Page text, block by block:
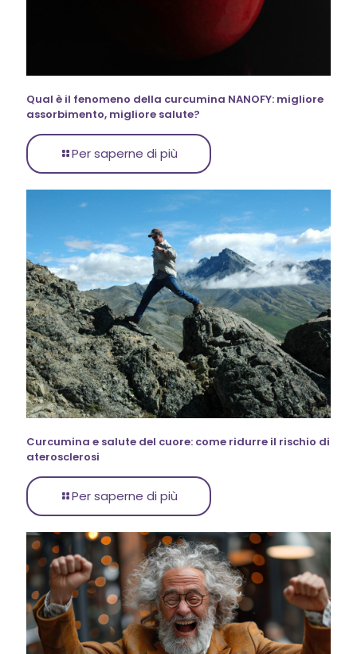
Qual è il fenomeno della curcumina NANOFY: migliore
assorbimento, migliore salute?
Per saperne di più
Curcumina e salute del cuore: come ridurre il rischio di
aterosclerosi
Per saperne di più